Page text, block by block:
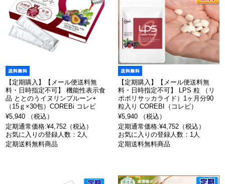
【定期購入】【メール便送料無
料・日時指定不可】 機能性表示食
品 ととのうイヌリンプルーン+
（15ｇ×30包）COREBi コレビ
¥5,940 （税込）
定期通常価格:¥4,752（税込）
お気に入りの登録人数：2人
定期送料無料商品
【定期購入】【メール便送料無
料・日時指定不可】 LPS 粒 （リ
ポポリサッカライド）1ヶ月分90
粒入り COREBI（コレビ）
¥5,940 （税込）
定期通常価格:¥4,752（税込）
お気に入りの登録人数：1人
定期送料無料商品